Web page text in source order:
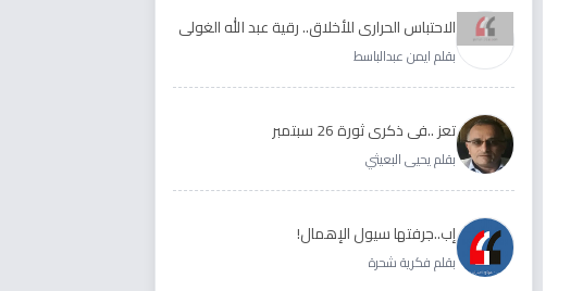
الاحتباس الحراري للأخلاق.. رقية عبد الله الغولي
وغدير طيره نموذجا
بقلم ايمن عبدالباسط
تعز ..في ذكرى ثورة 26 سبتمبر
بقلم يحيى البعيثي
إب..جرفتها سيول الإهمال!
بقلم فكرية شحرة